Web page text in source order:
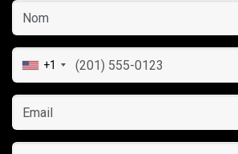
+1
Modifier les cookies
Technique et Fonctionnel
Ce site Web utilise ses propres cookies
continuez à naviguer, vous acceptez leur